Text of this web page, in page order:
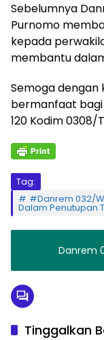
Sebelumnya
Purnomo
kepada
membantu
Semoga dengan
bermanfaat
120 Kodim
Tag:
#Danrem 032/
Dalam Penutupan
Danrem
Tinggalkan